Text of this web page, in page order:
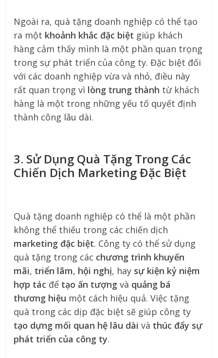
Ngoài ra, quà tặng doanh nghiệp có thể tạo
ra một khoảnh khắc đặc biệt giúp khách
hàng cảm thấy mình là một phần quan trọng
trong sự phát triển của công ty. Đặc biệt đối
với các doanh nghiệp vừa và nhỏ, điều này
rất quan trọng vì lòng trung thành từ khách
hàng là một trong những yếu tố quyết định
thành công lâu dài.
3. Sử Dụng Quà Tặng Trong Các
Chiến Dịch Marketing Đặc Biệt
Quà tặng doanh nghiệp có thể là một phần
không thể thiếu trong các chiến dịch
marketing đặc biệt. Công ty có thể sử dụng
quà tặng trong các chương trình khuyến
mãi, triển lãm, hội nghị, hay sự kiện kỷ niệm
hợp tác để tạo ấn tượng và quảng bá
thương hiệu một cách hiệu quả. Việc tặng
quà trong các dịp đặc biệt sẽ giúp công ty
tạo dựng mối quan hệ lâu dài và thúc đẩy sự
phát triển của công ty.